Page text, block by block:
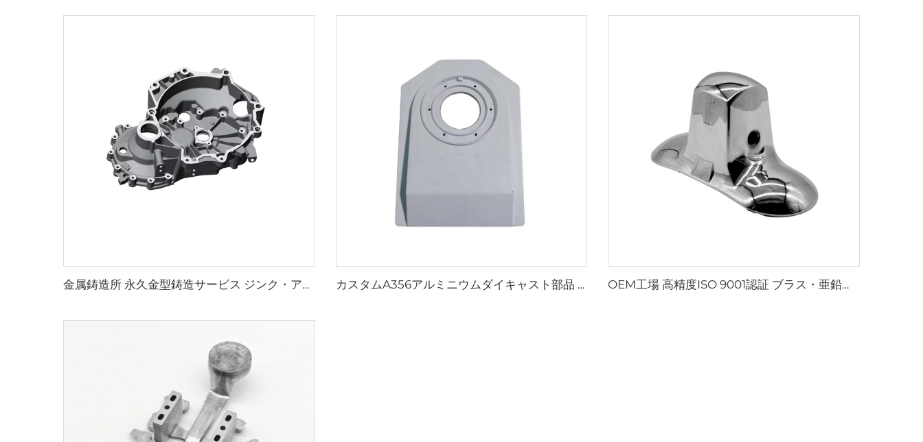
金属鋳造所 永久金型鋳造サービス ジンク・アルミニウム重力自動合金モールド 自動車・航空機ダイキャスト カスタムA356アルミニウムダイキャスト部品 カスタムアルミニウム合金ダイキャスト OEM工場 高精度ISO 9001認証 ブラス・亜鉛・アルミニウム合金ダイカストサービス ランプシェード